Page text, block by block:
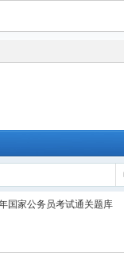
国家公务员考试通关题库